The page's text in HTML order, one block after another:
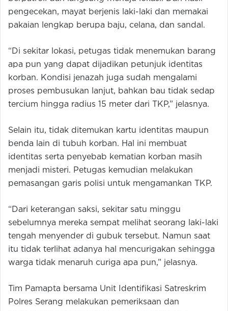
pengecekan, mayat berjenis laki-laki dan memakai
pakaian lengkap berupa baju, celana, dan sandal.
“Di sekitar lokasi, petugas tidak menemukan barang
apa pun yang dapat dijadikan petunjuk identitas
korban. Kondisi jenazah juga sudah mengalami
proses pembusukan lanjut, bahkan bau tidak sedap
tercium hingga radius 15 meter dari TKP,” jelasnya.
Selain itu, tidak ditemukan kartu identitas maupun
benda lain di tubuh korban. Hal ini membuat
identitas serta penyebab kematian korban masih
menjadi misteri. Petugas kemudian melakukan
pemasangan garis polisi untuk mengamankan TKP.
“Dari keterangan saksi, sekitar satu minggu
sebelumnya mereka sempat melihat seorang laki-laki
tengah menyender di gubuk tersebut. Namun saat
itu tidak terlihat adanya hal mencurigakan sehingga
warga tidak menaruh curiga apa pun,” jelasnya.
Tim Pamapta bersama Unit Identifikasi Satreskrim
Polres Serang melakukan pemeriksaan dan